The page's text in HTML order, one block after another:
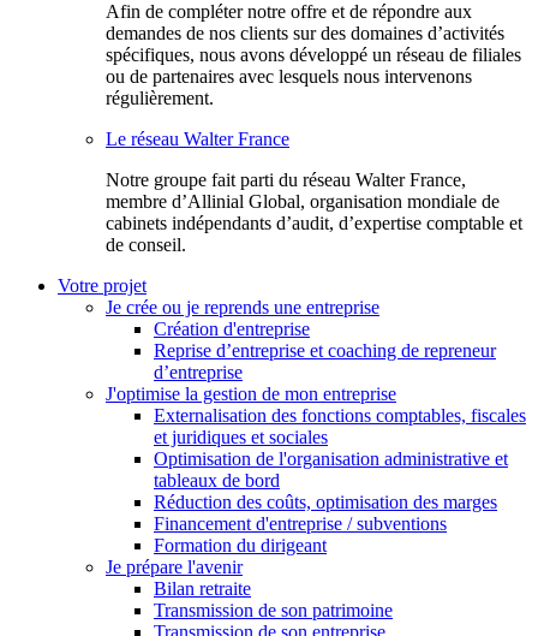
Afin de compléter notre offre et de répondre aux
demandes de nos clients sur des domaines d’activités
spécifiques, nous avons développé un réseau de filiales
ou de partenaires avec lesquels nous intervenons
régulièrement.
Le réseau Walter France
Notr​e groupe fait parti du réseau Walter France,
membre d’Allinial Global, organisation mondiale de
cabinets indépendants d’audit, d’expertise comptable et
de conseil.
Votre projet
Je crée ou je reprends une entreprise
Création d'entreprise
Reprise d’entreprise et coaching de repreneur
d’entreprise
J'optimise la gestion de mon entreprise
Externalisation des fonctions comptables, fiscales
et juridiques et sociales
Optimisation de l'organisation administrative et
tableaux de bord
Réduction des coûts, optimisation des marges
Financement d'entreprise / subventions
Formation du dirigeant
Je prépare l'avenir
Bilan retraite
Transmission de son patrimoine
Transmission de son entreprise